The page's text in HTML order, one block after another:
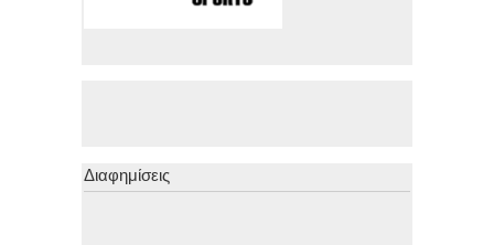
Διαφημίσεις